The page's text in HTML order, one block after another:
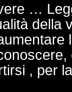
…
della
, per